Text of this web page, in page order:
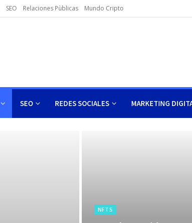
SEO Relaciones Pùblicas Mundo Cripto
SEO REDES SOCIALES MARKETING
NFTS